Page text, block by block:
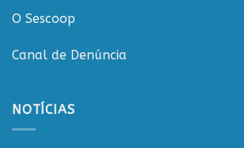
O Sescoop
Canal de Denúncia
NOTÍCIAS